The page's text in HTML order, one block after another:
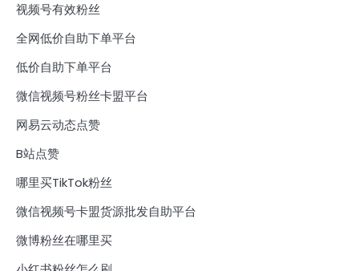
视频号有效粉丝
全网低价自助下单平台
低价自助下单平台
微信视频号粉丝卡盟平台
网易云动态点赞
B站点赞
哪里买TikTok粉丝
微信视频号卡盟货源批发自助平台
微博粉丝在哪里买